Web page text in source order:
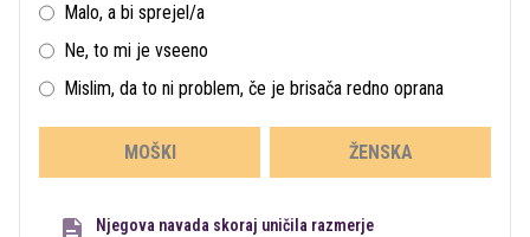
Malo, a bi sprejel/a
Ne, to mi je vseeno
Mislim, da to ni problem, če je brisača redno oprana
MOŠKI ŽENSKA
Njegova navada skoraj uničila razmerje